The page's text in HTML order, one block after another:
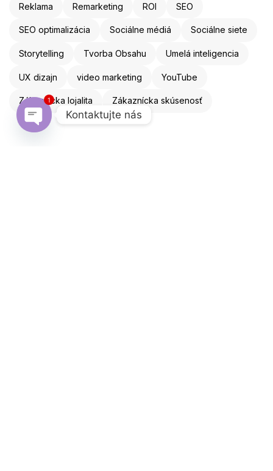
Reklama Remarketing ROI SEO
SEO optimalizácia Sociálne médiá Sociálne siete
Storytelling Tvorba Obsahu Umelá inteligencia
UX dizajn video marketing YouTube
Zákaznícka lojalita Zákaznícka skúsenosť
Kontaktujte nás
1